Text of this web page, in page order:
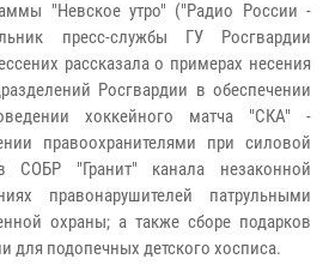
"Невское утро" ("Радио России -
пресс-службы ГУ Росгвардии
рассказала о примерах несения
Росгвардии в обеспечении
хоккейного матча "СКА" -
правоохранителями при силовой
СОБР "Гранит" канала незаконной
правонарушителей патрульными
охраны; а также сборе подарков
для подопечных детского хосписа.